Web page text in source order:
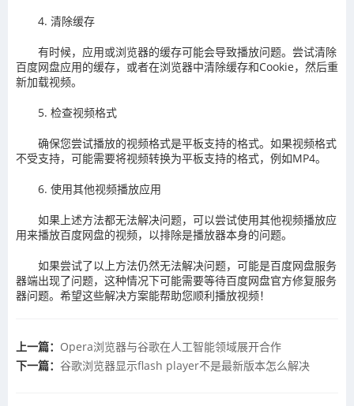
4. 清除缓存
有时候，应用或浏览器的缓存可能会导致播放问题。尝试清除
百度网盘应用的缓存，或者在浏览器中清除缓存和Cookie，然后重
新加载视频。
5. 检查视频格式
确保您尝试播放的视频格式是平板支持的格式。如果视频格式
不受支持，可能需要将视频转换为平板支持的格式，例如MP4。
6. 使用其他视频播放应用
如果上述方法都无法解决问题，可以尝试使用其他视频播放应
用来播放百度网盘的视频，以排除是播放器本身的问题。
如果尝试了以上方法仍然无法解决问题，可能是百度网盘服务
器端出现了问题，这种情况下可能需要等待百度网盘官方修复服务
器问题。希望这些解决方案能帮助您顺利播放视频！
上一篇： Opera浏览器与谷歌在人工智能领域展开合作
下一篇： 谷歌浏览器显示flash player不是最新版本怎么解决